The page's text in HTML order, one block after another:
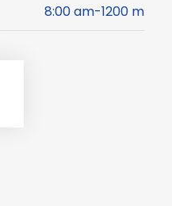
8:00 am-1200 m